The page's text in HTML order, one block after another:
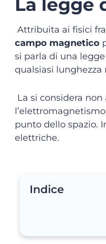
La legge
Attribuita ai fisici
campo magnetico
si parla di una
qualsiasi
La si considera
punto dello spazio.
elettriche.
Indice